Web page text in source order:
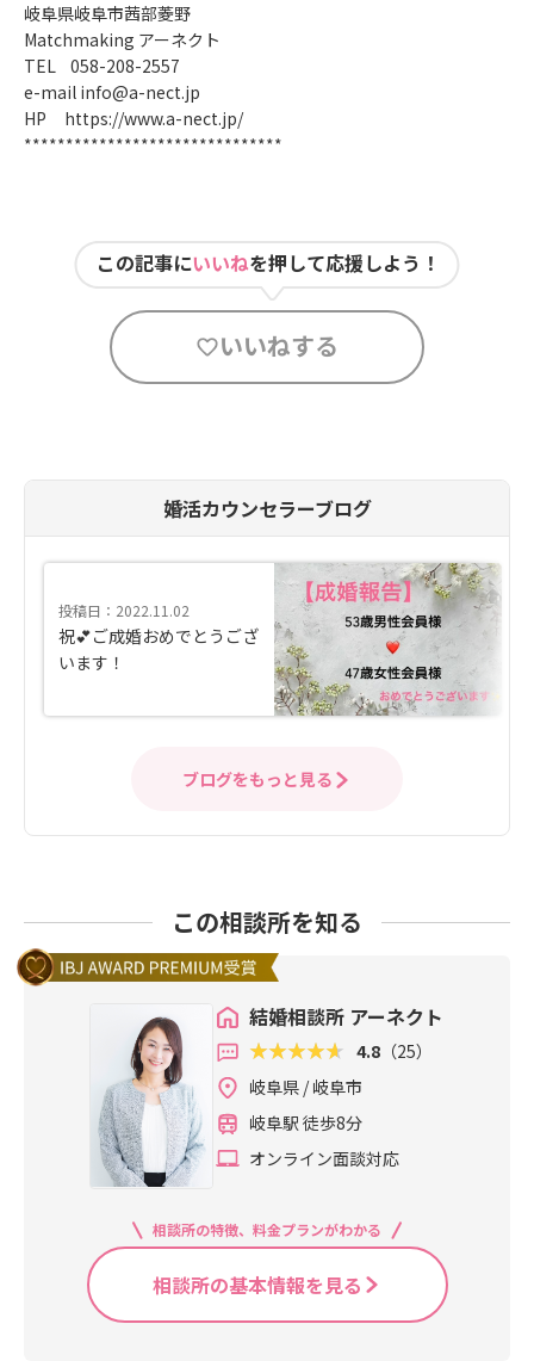
岐阜県岐阜市茜部菱野
Matchmaking アーネクト
TEL 058-208-2557
e-mail info@a-nect.jp
HP https://www.a-nect.jp/
*******************************
この記事にいいねを押して応援しよう！
いいねする
婚活カウンセラーブログ
投稿日：2022.11.02
祝💕ご成婚おめでとうござ
います！
ブログをもっと見る
この相談所を知る
結婚相談所 アーネクト
4.8 （25）
岐阜県 / 岐阜市
岐阜駅 徒歩8分
オンライン面談対応
相談所の特徴、料金プランがわかる
相談所の基本情報を見る